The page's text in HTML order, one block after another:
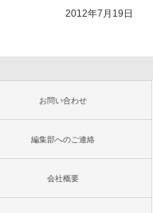
2012年7月19日
お問い合わせ
編集部へのご連絡
会社概要